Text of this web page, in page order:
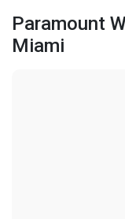
Paramount
Miami